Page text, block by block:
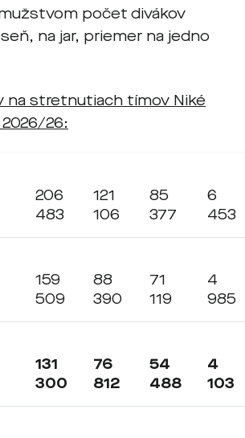
počet divákov
na jar, priemer na jedno
na stretnutiach tímov Niké
26:
206
483
121
106
85
377
6
453
159
509
88
390
71
119
4
985
131
300
76
812
54
488
4
103